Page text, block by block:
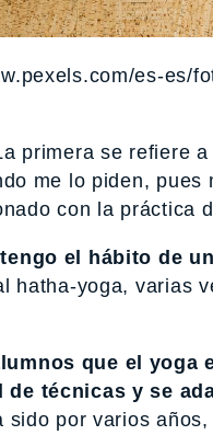
es-es/
primera se refiere
me lo piden, pues
con la práctica
el hábito de
hatha-yoga, varias
que el yoga
técnicas y se
por varios